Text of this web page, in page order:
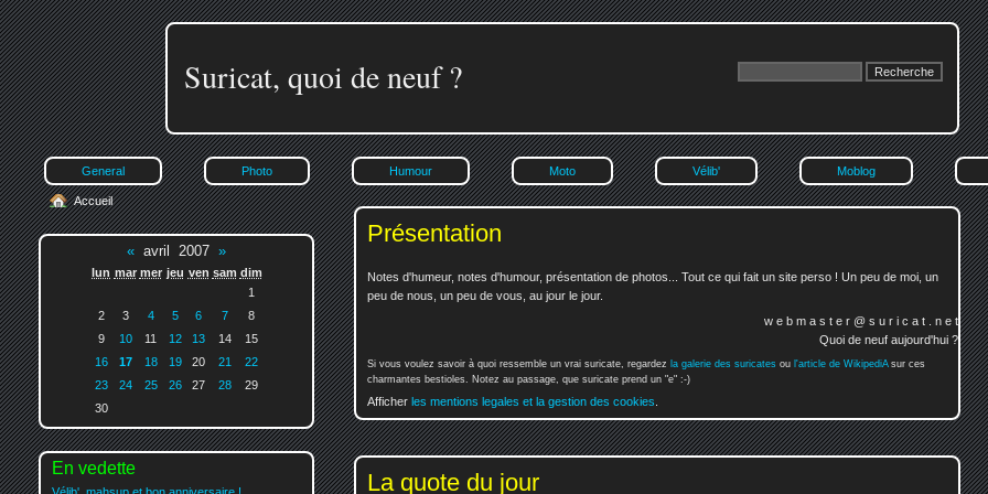
Suricat, quoi de neuf ?
General Photo Humour Moto Vélib' Moblog
Présentation
Notes d'humeur, notes d'humour, présentation de photos... Tout ce qui fait un site perso ! Un peu de moi, un
peu de nous, un peu de vous, au jour le jour.
w e b m a s t e r @ s u r i c a t . n e t
Quoi de neuf aujourd'hui ?
Si vous voulez savoir à quoi ressemble un vrai suricate, regardez la galerie des suricates ou l'article de WikipediAsur ces
charmantes bestioles. Notez au passage, que suricate prend un "e" :-)
Afficher les mentions legales et la gestion des cookies
La quote du jour
Accueil
« avril 2007 »
lun mar mer jeu ven sam dim
1
2
3 4 5 6 7
8
9
10 11 12 13 14
15
16
17 18 19 20 21
22
23
24 25 26 27 28
29
30
En vedette